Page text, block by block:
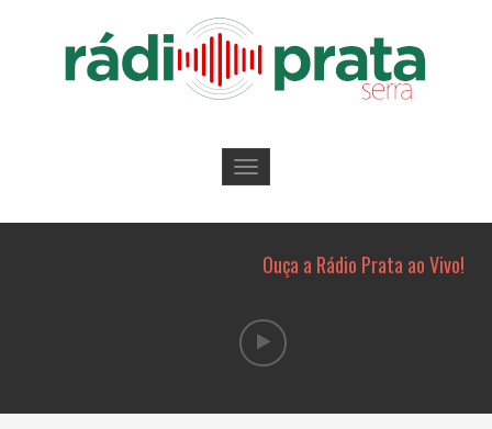
Toggle
navigation
Ouça a Rádio Prata ao Vivo!